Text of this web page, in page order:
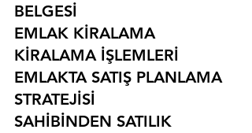
BELGESİ
EMLAK KİRALAMA
KİRALAMA İŞLEMLERİ
EMLAKTA SATIŞ PLANLAMA
STRATEJİSİ
SAHİBİNDEN SATILIK